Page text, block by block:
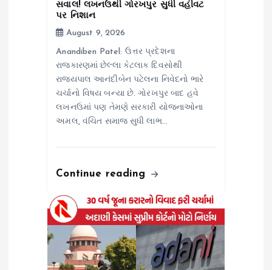
સવાલ! લખનઉથી ગોરખપુર સુધી વહીવટ
પર નિશાન
August 9, 2026
Anandiben Patel: ઉત્તર પ્રદેશના
રાજકારણમાં છેલ્લા કેટલાક દિવસોથી
રાજ્યપાલ આનંદીબેન પટેલના નિવેદનો ભારે
ચર્ચાનો વિષય બન્યા છે. ગોરખપુર બાદ હવે
લખનઉમાં પણ તેમણે સરકારી યોજનાઓના
અમલ, વંચિત સમાજ સુધી લાભ…
Continue reading